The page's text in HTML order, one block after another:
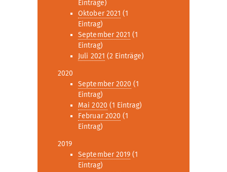
Einträge)
Oktober 2021 (1
Eintrag)
September 2021 (1
Eintrag)
Juli 2021 (2 Einträge)
2020
September 2020 (1
Eintrag)
Mai 2020 (1 Eintrag)
Februar 2020 (1
Eintrag)
2019
September 2019 (1
Eintrag)